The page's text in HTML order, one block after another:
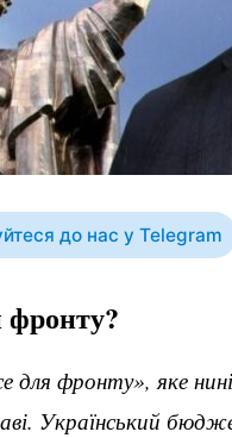
до нас у Telegram
фронту?
для фронту», яке
Український